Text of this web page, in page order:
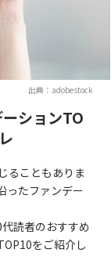
出典：adobestock
ションTO
ることもありま
ったファンデー
読者のおすすめ
をご紹介し